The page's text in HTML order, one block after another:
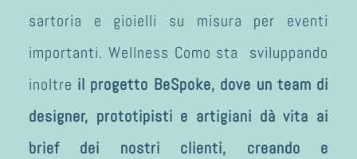
sartoria e gioielli su misura per eventi
importanti. Wellness Como sta sviluppando
inoltre il progetto BeSpoke, dove un team di
designer, prototipisti e artigiani dà vita ai
brief dei nostri clienti, creando e